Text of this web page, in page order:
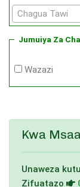
Chagua Tawi
Jumuiya Za
Wazazi
Kwa
Unaweza
Zifuatazo